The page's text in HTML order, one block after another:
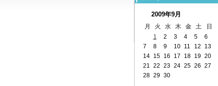
2009年9月
月 火 水 木 金 土
日
1
2 3 4 5
6
7
8 9 10 11 12
13
14
15 16 17 18 19 20
21 22 23 24 25 26 27
28 29 30